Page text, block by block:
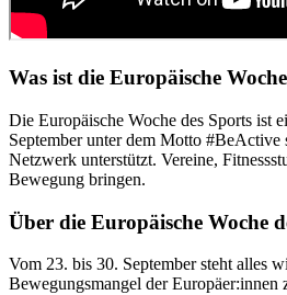
Was ist die Europäische
Die Europäische Woche des Sports ist
September unter dem Motto
Netzwerk unterstützt. Vereine,
Bewegung bringen.
Über die Europäische Woche
Vom 23. bis 30. September steht alles
Bewegungsmangel der